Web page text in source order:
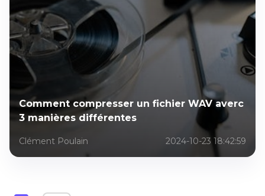
Comment compresser un fichier WAV averc
3 manières différentes
Clément Poulain 2024-10-23 18:42:59